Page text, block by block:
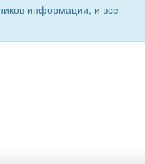
информации, и все